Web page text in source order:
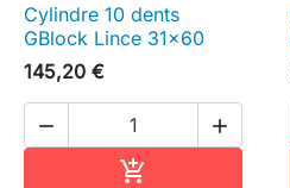
Cylindre 10 dents
GBlock Lince 31x60
145,20 €
 
